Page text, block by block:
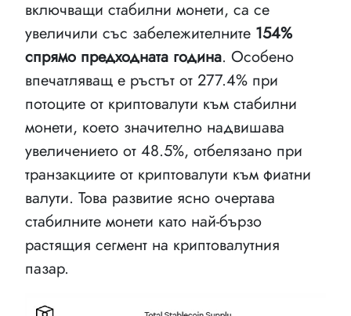
включващи стабилни монети, са се
увеличили със забележителните 154%
спрямо предходната година. Особено
впечатляващ е ръстът от 277.4% при
потоците от криптовалути към стабилни
монети, което значително надвишава
увеличението от 48.5%, отбелязано при
транзакциите от криптовалути към фиатни
валути. Това развитие ясно очертава
стабилните монети като най-бързо
растящия сегмент на криптовалутния
пазар.